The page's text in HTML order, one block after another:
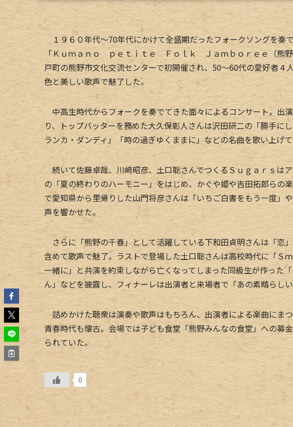
１９６０年代～70年代にかけて全盛期だったフォークソングを奏
「Ｋｕｍａｎｏ ｐｅｔｉｔｅ Ｆｏｌｋ Ｊａｍｂｏｒｅｅ（熊野
戸町の熊野市文化交流センターで初開催され、50～60代の愛好者４
色と美しい歌声で魅了した。
中高生時代からフォークを奏でてきた面々によるコンサート。出
り、トップバッターを務めた大久保彰人さんは沢田研二の「勝手に
ランカ・ダンディ」「時の過ぎゆくままに」などの名曲を歌い上げ
続いて佐藤卓哉、川﨑昭彦、土口聡さんでつくるＳｕｇａｒｓは
の「夏の終わりのハーモニー」をはじめ、かぐや姫や吉田拓郎らの
で愛知県から里帰りした山門将彦さんは「いちご白書をもう一度」
声を響かせた。
さらに「熊野の千春」として活躍している下和田貞明さんは「恋
含めて歌声で魅了。ラストで登場した土口聡さんは高校時代に「Ｓ
一緒に」と共演を約束しながら亡くなってしまった同級生が作った
ん」などを披露し、フィナーレは出演者と来場者で「あの素晴らし
詰めかけた聴衆は演奏や歌声はもちろん、出演者による楽曲にま
青春時代も懐古。会場では子ども食堂「熊野みんなの食堂」への募
られていた。
0